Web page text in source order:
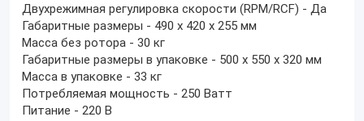
Двухрежимная регулировка скорости (RPM/RCF) - Да
Габаритные размеры - 490 х 420 х 255 мм
Масса без ротора - 30 кг
Габаритные размеры в упаковке - 500 х 550 х 320 мм
Масса в упаковке - 33 кг
Потребляемая мощность - 250 Ватт
Питание - 220 В